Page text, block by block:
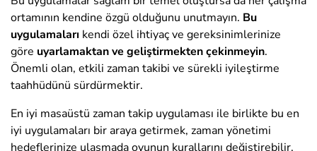
ortamının kendine özgü olduğunu unutmayın. Bu
uygulamaları kendi özel ihtiyaç ve gereksinimlerinize
göre uyarlamaktan ve geliştirmekten çekinmeyin.
Önemli olan, etkili zaman takibi ve sürekli iyileştirme
taahhüdünü sürdürmektir.
En iyi masaüstü zaman takip uygulaması ile birlikte bu en
iyi uygulamaları bir araya getirmek, zaman yönetimi
hedeflerinize ulaşmada oyunun kurallarını değiştirebilir.